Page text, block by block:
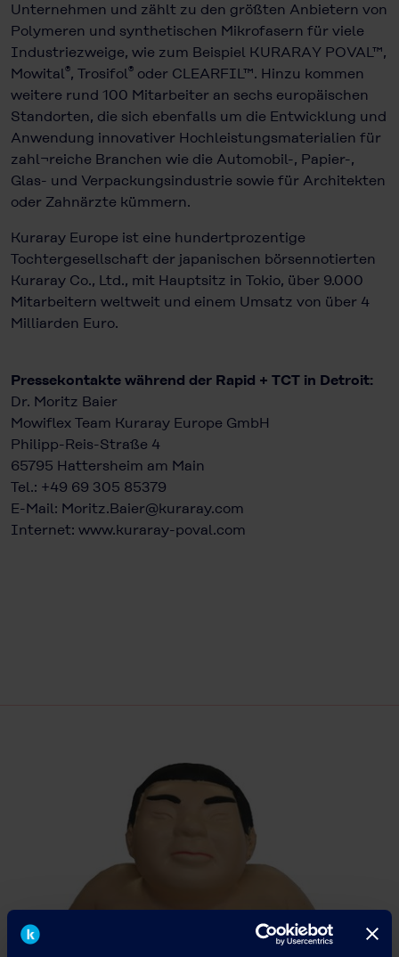
Unternehmen und zählt zu den größten Anbietern von
Polymeren und synthetischen Mikrofasern für viele
Industriezweige, wie zum Beispiel KURARAY POVAL™,
Mowital®, Trosifol® oder CLEARFIL™. Hinzu kommen
weitere rund 100 Mitarbeiter an sechs europäischen
Standorten, die sich ebenfalls um die Entwicklung und
Anwendung innovativer Hochleistungsmaterialien für
zahl¬reiche Branchen wie die Automobil-, Papier-,
Glas- und Verpackungsindustrie sowie für Architekten
oder Zahnärzte kümmern.
Kuraray Europe ist eine hundertprozentige
Tochtergesellschaft der japanischen börsennotierten
Kuraray Co., Ltd., mit Hauptsitz in Tokio, über 9.000
Mitarbeitern weltweit und einem Umsatz von über 4
Milliarden Euro.
Pressekontakte während der Rapid + TCT in Detroit:
Dr. Moritz Baier
Mowiflex Team Kuraray Europe GmbH
Philipp-Reis-Straße 4
65795 Hattersheim am Main
Tel.: +49 69 305 85379
E-Mail: Moritz.Baier@kuraray.com
Internet: www.kuraray-poval.com